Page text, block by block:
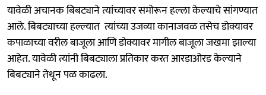
यावेळी अचानक बिबट्याने त्यांच्यावर समोरून हल्ला केल्याचे सांगण्यात
आले. बिबट्याच्या हल्ल्यात त्यांच्या उजव्या कानाजवळ तसेच डोक्यावर
कपाळाच्या वरील बाजूला आणि डोक्यावर मागील बाजूला जखमा झाल्या
आहेत. यावेळी त्यांनी बिबट्याला प्रतिकार करत आरडाओरड केल्याने
बिबट्याने तेथून पळ काढला.